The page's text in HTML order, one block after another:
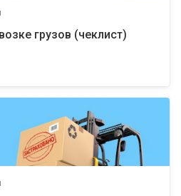
грузов (чеклист)